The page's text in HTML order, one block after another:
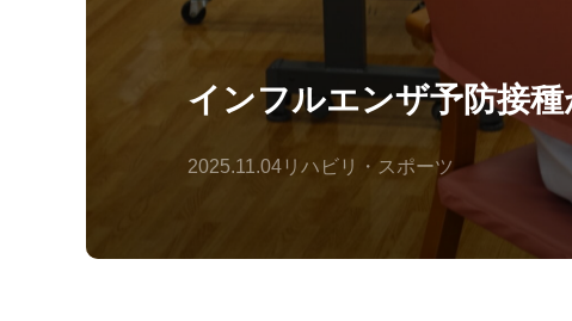
インフルエンザ予防接
2025.11.04リハビリ・スポーツ